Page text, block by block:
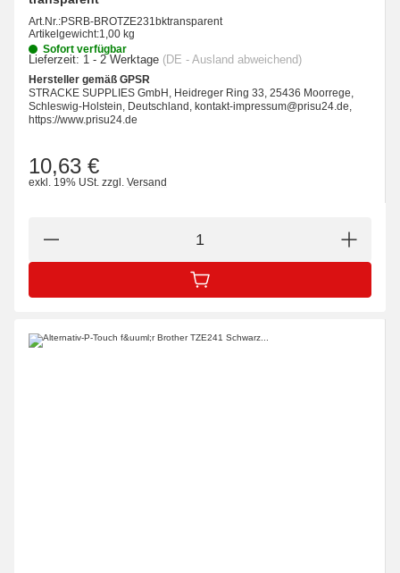
Art.Nr.:PSRB-BROTZE231bktransparent
Artikelgewicht:1,00 kg
Sofort verfügbar
Lieferzeit: 1 - 2 Werktage (DE - Ausland abweichend)
Hersteller gemäß GPSR
STRACKE SUPPLIES GmbH, Heidreger Ring 33, 25436 Moorrege,
Schleswig-Holstein, Deutschland, kontakt-impressum@prisu24.de,
https://www.prisu24.de
10,63 €
exkl. 19% USt. zzgl. Versand
IN DEN WARENKORB